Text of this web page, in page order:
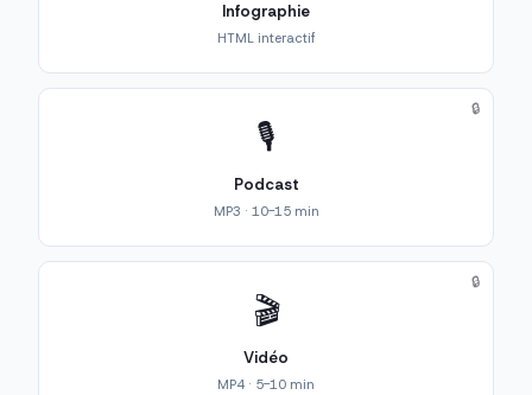
Infographie
HTML interactif
🎙️
Podcast
MP3 · 10-15 min
🔒
🎬
Vidéo
MP4 · 5-10 min
🔒